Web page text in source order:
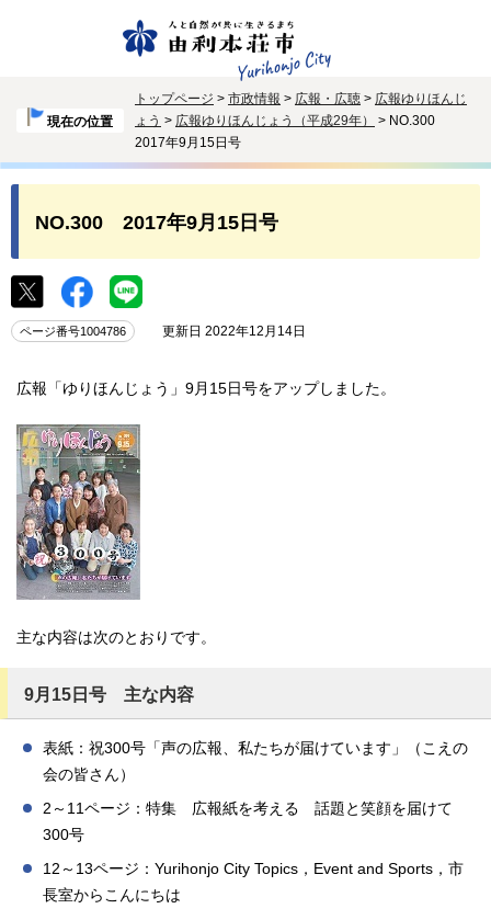
現在の位置
トップページ > 市政情報 > 広報・広聴 > 広報ゆりほんじ
ょう > 広報ゆりほんじょう（平成29年）
> NO.300
2017年9月15日号
NO.300 2017年9月15日号
ページ番号1004786 更新日 2022年12月14日
広報「ゆりほんじょう」9月15日号をアップしました。
主な内容は次のとおりです。
9月15日号 主な内容
表紙：祝300号「声の広報、私たちが届けています」（こえの
会の皆さん）
2～11ページ：特集 広報紙を考える 話題と笑顔を届けて
300号
12～13ページ：Yurihonjo City Topics，Event and Sports，市
長室からこんにちは